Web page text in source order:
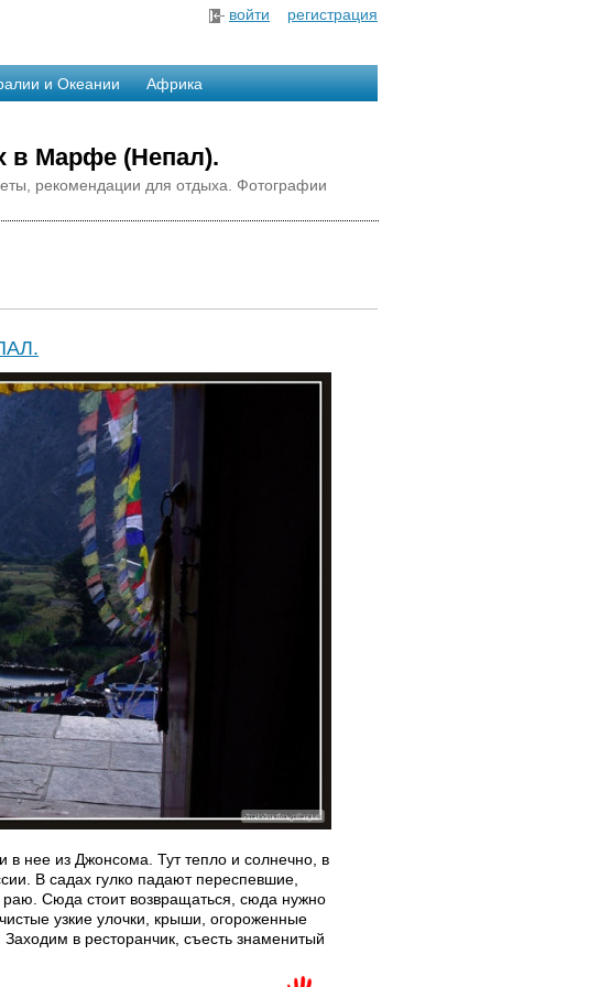
войти регистрация
и Океании Африка
в Марфе (Непал).
рекомендации для отдыха. Фотографии
нее из Джонсома. Тут тепло и солнечно, в
В садах гулко падают переспевшие,
Сюда стоит возвращаться, сюда нужно
узкие улочки, крыши, огороженные
в ресторанчик, съесть знаменитый